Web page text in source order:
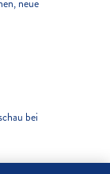
neue
bei